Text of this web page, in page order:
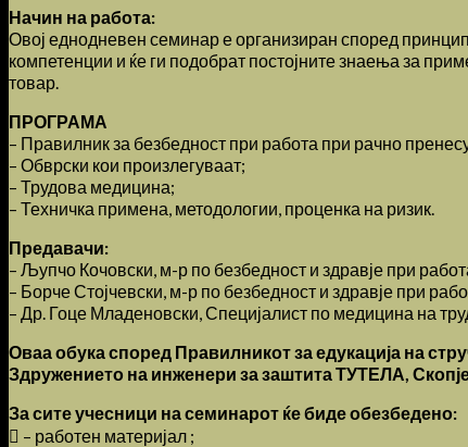
Начин на работа:
Овој еднодневен семинар е организиран според
компетенции и ќе ги подобрат постојните знаења за
товар.
ПРОГРАМА
– Правилник за безбедност при работа при рачно
– Обврски кои произлегуваат;
– Трудова медицина;
– Техничка примена, методологии, проценка на ризик.
Предавачи:
– Љупчо Кочовски, м-р по безбедност и здравје при
– Борче Стојчевски, м-р по безбедност и здравје при
– Др. Гоце Младеновски, Специјалист по медицина на
Оваа обука според Правилникот за едукација на
Здружението на инженери за заштита ТУТЕЛА,
За сите учесници на семинарот ќе биде обезбедено:
 – работен материјал ;